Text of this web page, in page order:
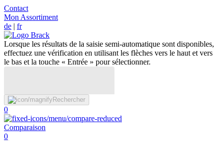
Contact
Mon Assortiment
de | fr
Lorsque les résultats de la saisie semi-automatique sont disponibles,
effectuez une vérification en utilisant les flèches vers le haut et vers
le bas et la touche « Entrée » pour sélectionner.
Rechercher
0
Comparaison
0